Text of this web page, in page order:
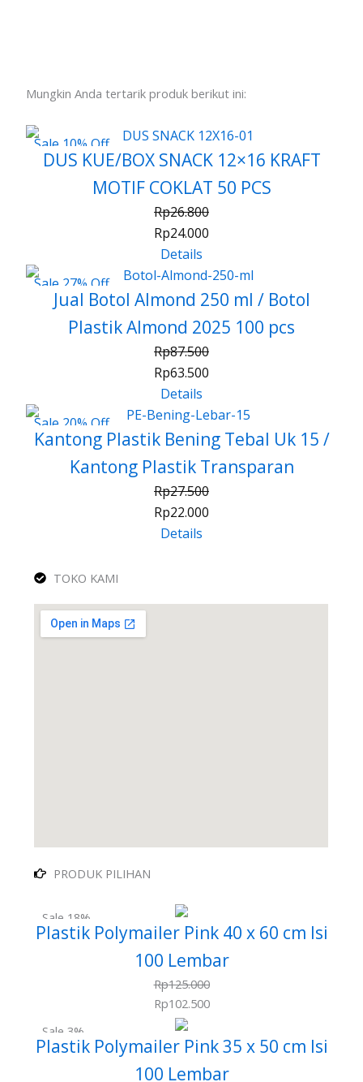
Mungkin Anda tertarik produk berikut ini:
Sale 10% Off
DUS KUE/BOX SNACK 12×16 KRAFT
MOTIF COKLAT 50 PCS
Rp26.800
Rp24.000
Details
Sale 27% Off
Jual Botol Almond 250 ml / Botol
Plastik Almond 2025 100 pcs
Rp87.500
Rp63.500
Details
Sale 20% Off
Kantong Plastik Bening Tebal Uk 15 /
Kantong Plastik Transparan
Rp27.500
Rp22.000
Details
TOKO KAMI
PRODUK PILIHAN
Sale 18%
Plastik Polymailer Pink 40 x 60 cm Isi
100 Lembar
Rp125.000
Rp102.500
Sale 3%
Plastik Polymailer Pink 35 x 50 cm Isi
100 Lembar